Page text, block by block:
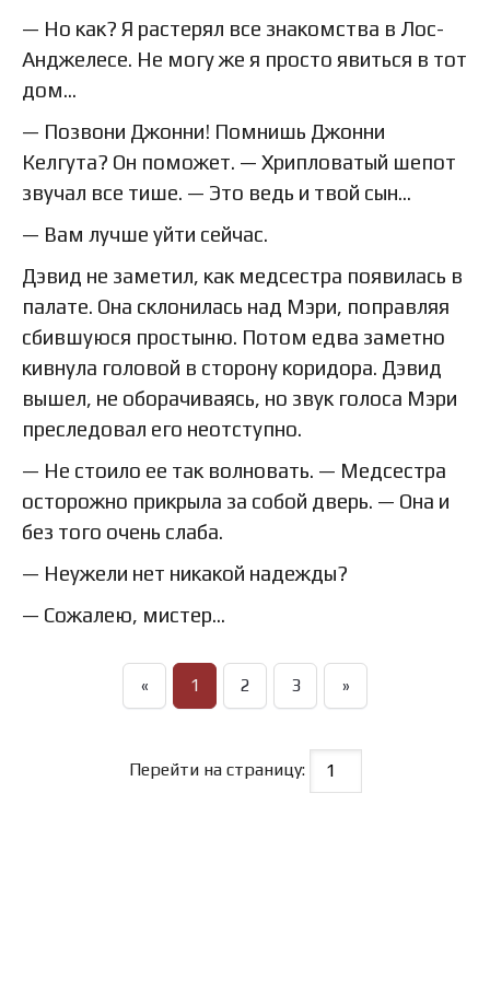
— Но как? Я растерял все знакомства в Лос-
Анджелесе. Не могу же я просто явиться в тот
дом…
— Позвони Джонни! Помнишь Джонни
Келгута? Он поможет. — Хрипловатый шепот
звучал все тише. — Это ведь и твой сын…
— Вам лучше уйти сейчас.
Дэвид не заметил, как медсестра появилась в
палате. Она склонилась над Мэри, поправляя
сбившуюся простыню. Потом едва заметно
кивнула головой в сторону коридора. Дэвид
вышел, не оборачиваясь, но звук голоса Мэри
преследовал его неотступно.
— Не стоило ее так волновать. — Медсестра
осторожно прикрыла за собой дверь. — Она и
без того очень слаба.
— Неужели нет никакой надежды?
— Сожалею, мистер…
« 1 2 3 »
Перейти на страницу: